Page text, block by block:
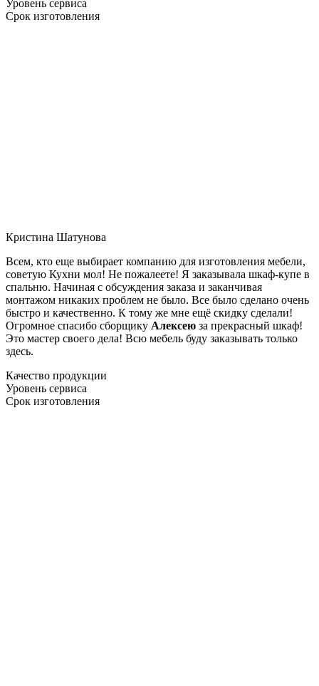
Уровень сервиса
Срок изготовления
Кристина Шатунова
Всем, кто еще выбирает компанию для изготовления мебели,
советую Кухни мол! Не пожалеете! Я заказывала шкаф-купе в
спальню. Начиная с обсуждения заказа и заканчивая
монтажом никаких проблем не было. Все было сделано очень
быстро и качественно. К тому же мне ещё скидку сделали!
Огромное спасибо сборщику Алексею за прекрасный шкаф!
Это мастер своего дела! Всю мебель буду заказывать только
здесь.
Качество продукции
Уровень сервиса
Срок изготовления